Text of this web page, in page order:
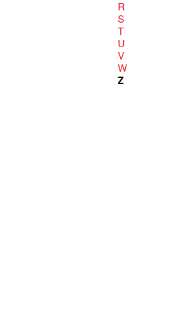
R
S
T
U
V
W
Z